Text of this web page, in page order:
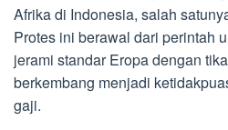
Afrika di Indonesia, salah
Protes ini berawal dari perintah
jerami standar Eropa dengan
berkembang menjadi
gaji.